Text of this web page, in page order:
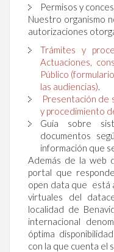
Permisos y
Nuestro organismo
autorizaciones
Trámites y
Actuaciones,
Público
las audiencias).
Presentación de
y procedimiento
Guía sobre
documentos
información que
Además de la web
portal que
open data que está
virtuales del
localidad de
internacional
óptima
con la que cuenta el